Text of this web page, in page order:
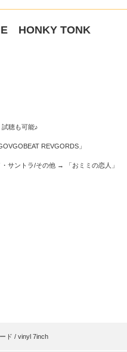
HONKY TONK
聴も可能♪
REVGORDS」
サントラ/その他 → 「おミミの恋人」
ド / vinyl 7inch